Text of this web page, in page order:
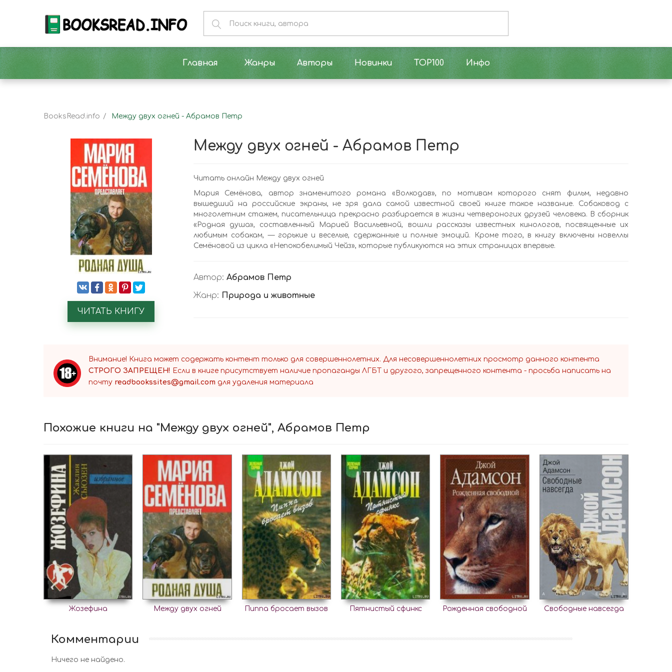
Главная Жанры Авторы Новинки TOP100 Инфо
BooksRead.info Между двух огней - Абрамов Петр
ЧИТАТЬ КНИГУ
Между двух огней - Абрамов Петр
Читать онлайн Между двух огней
Мария Семёнова, автор знаменитого романа «Волкодав», по мотивам которого снят фильм, недавно
вышедший на российские экраны, не зря дала самой известной своей книге такое название. Собаковод с
многолетним стажем, писательница прекрасно разбирается в жизни четвероногих друзей человека. В сборник
«Родная душа», составленный Марией Васильевной, вошли рассказы известных кинологов, посвященные их
любимым собакам, — горькие и веселые, сдержанные и полные эмоций. Кроме того, в книгу включены новеллы
Семёновой из цикла «Непокобелимый Чейз», которые публикуются на этих страницах впервые.
Автор: Абрамов Петр
Жанр: Природа и животные
Внимание! Книга может содержать контент только для совершеннолетних. Для несовершеннолетних просмотр данного контента
СТРОГО ЗАПРЕЩЕН! Если в книге присутствует наличие пропаганды ЛГБТ и другого, запрещенного контента - просьба написать на
почту readbookssites@gmail.com для удаления материала
Похожие книги на "Между двух огней", Абрамов Петр
Жозефина Между двух огней Пиппа бросает вызов Пятнистый сфинкс Рожденная свободной Свободные навсегда
Комментарии
Ничего не найдено.